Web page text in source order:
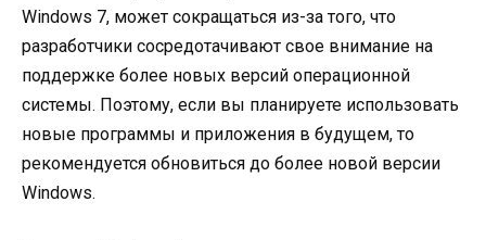
Windows 7, может сокращаться из-за того, что
разработчики сосредотачивают свое внимание на
поддержке более новых версий операционной
системы. Поэтому, если вы планируете использовать
новые программы и приложения в будущем, то
рекомендуется обновиться до более новой версии
Windows.